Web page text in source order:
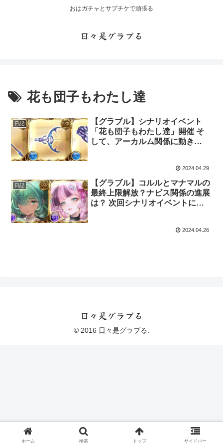
おはガチャとサプチケで頑張る
日々是グラブる
花も団子もわたし達
日記
【グラブル】シナリオイベント
「花も団子もわたし達」開催 そ
して、アーカルム関係に動き
2024.04.29
日記
【グラブル】コルルとマナマルの
最終上限解放？ナビス関係の進展
は？ 次回シナリオイベントに掛
2024.04.26
日々是グラブる
© 2016 日々是グラブる.
ホーム 検索 トップ サイドバー